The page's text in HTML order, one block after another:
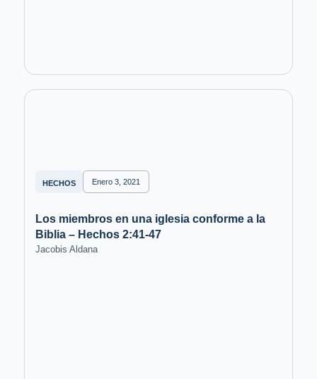
HECHOS Enero 3, 2021
Los miembros en una iglesia conforme a la
Biblia – Hechos 2:41-47
Jacobis Aldana